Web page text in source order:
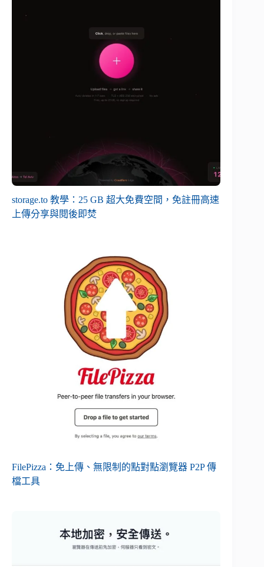
storage.to 教學：25 GB 超大免費空間，免註冊高速
上傳分享與閱後即焚
FilePizza：免上傳、無限制的點對點瀏覽器 P2P 傳
檔工具